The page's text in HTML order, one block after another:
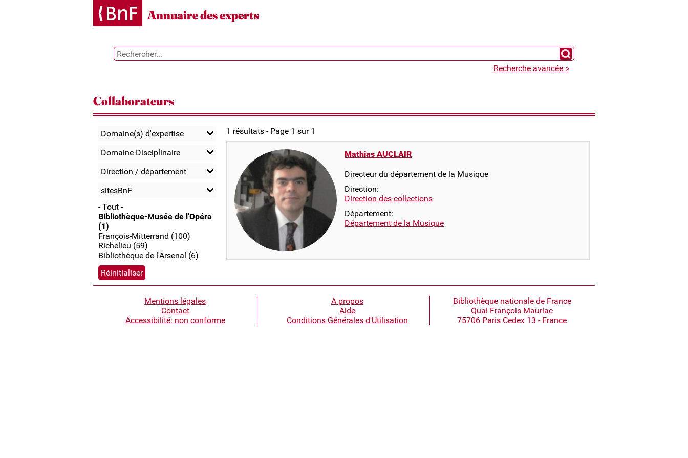
Annuaire des experts
Chercher un expert
Recherche avancée >
Collaborateurs
Domaine(s) d'expertise
Domaine Disciplinaire
Direction / département
sitesBnF
- Tout -
Bibliothèque-Musée de l'Opéra
(1)
François-Mitterrand (100)
Richelieu (59)
Bibliothèque de l'Arsenal (6)
1 résultats - Page 1 sur 1
Mathias AUCLAIR
Directeur du département de la Musique
Direction:
Direction des collections
Département:
Département de la Musique
Mentions légales
Contact
Accessibilité: non conforme
A propos
Aide
Conditions Générales d'Utilisation
Bibliothèque nationale de France
Quai François Mauriac
75706 Paris Cedex 13 - France